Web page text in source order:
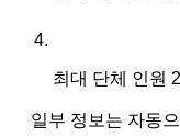
최대 단체 인원
일부 정보는 자동